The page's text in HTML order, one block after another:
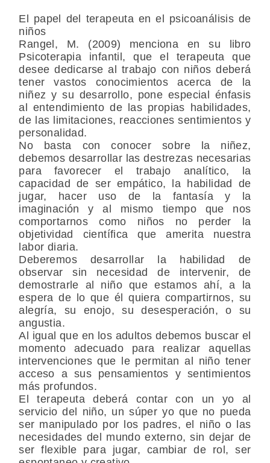
El papel del terapeuta en el psicoanálisis de
niños
Rangel, M. (2009) menciona en su libro
Psicoterapia infantil, que el terapeuta que
desee dedicarse al trabajo con niños deberá
tener vastos conocimientos acerca de la
niñez y su desarrollo, pone especial énfasis
al entendimiento de las propias habilidades,
de las limitaciones, reacciones sentimientos y
personalidad.
No basta con conocer sobre la niñez,
debemos desarrollar las destrezas necesarias
para favorecer el trabajo analítico, la
capacidad de ser empático, la habilidad de
jugar, hacer uso de la fantasía y la
imaginación y al mismo tiempo que nos
comportarnos como niños no perder la
objetividad científica que amerita nuestra
labor diaria.
Deberemos desarrollar la habilidad de
observar sin necesidad de intervenir, de
demostrarle al niño que estamos ahí, a la
espera de lo que él quiera compartirnos, su
alegría, su enojo, su desesperación, o su
angustia.
Al igual que en los adultos debemos buscar el
momento adecuado para realizar aquellas
intervenciones que le permitan al niño tener
acceso a sus pensamientos y sentimientos
más profundos.
El terapeuta deberá contar con un yo al
servicio del niño, un súper yo que no pueda
ser manipulado por los padres, el niño o las
necesidades del mundo externo, sin dejar de
ser flexible para jugar, cambiar de rol, ser